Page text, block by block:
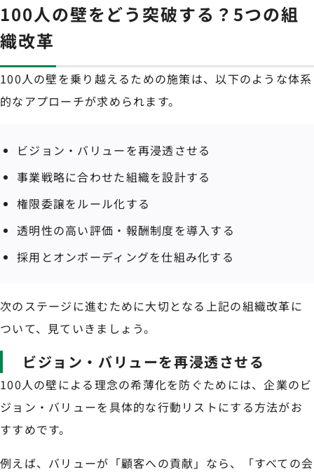
100人の壁をどう突破する？5つの組
織改革
100人の壁を乗り越えるための施策は、以下のような体系
的なアプローチが求められます。
ビジョン・バリューを再浸透させる
事業戦略に合わせた組織を設計する
権限委譲をルール化する
透明性の高い評価・報酬制度を導入する
採用とオンボーディングを仕組み化する
次のステージに進むために大切となる上記の組織改革に
ついて、見ていきましょう。
ビジョン・バリューを再浸透させる
100人の壁による理念の希薄化を防ぐためには、企業のビ
ジョン・バリューを具体的な行動リストにする方法がお
すすめです。
例えば、バリューが「顧客への貢献」なら、「すべての会